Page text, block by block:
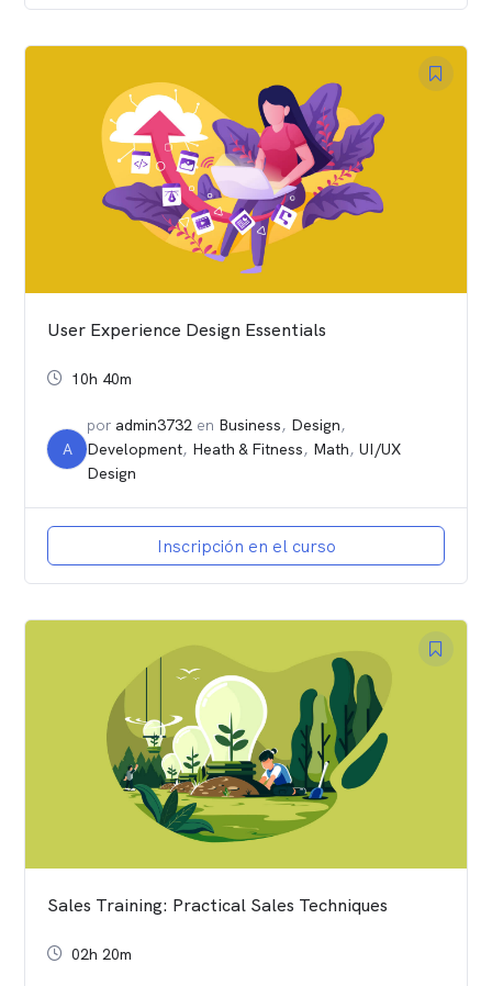
User Experience Design Essentials
10h 40m
A
por admin3732 en Business, Design,
Development, Heath & Fitness, Math,UI/UX
Design
Inscripción en el curso
Sales Training: Practical Sales Techniques
02h 20m